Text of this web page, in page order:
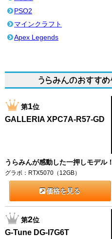
PSO2
マインクラフト
Apex Legends
第1位
GALLERIA XPC7A-R57-GD
うらみんが感動した一押しモデル！
グラボ：RTX5070（12GB）
価格を見る
第2位
G-Tune DG-I7G6T